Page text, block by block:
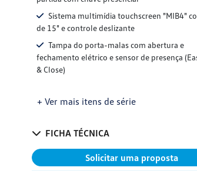
Sistema multimídia touchscreen "MIB4"
de 15" e controle deslizante
Tampa do porta-malas com abertura e
fechamento elétrico e sensor de presença
& Close)
+ Ver mais itens de série
FICHA TÉCNICA
Solicitar uma proposta